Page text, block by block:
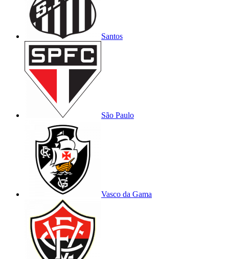
Santos
São Paulo
Vasco da Gama